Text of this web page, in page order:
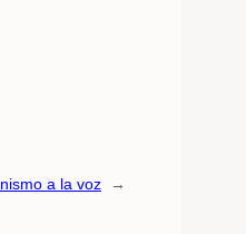
a la voz →